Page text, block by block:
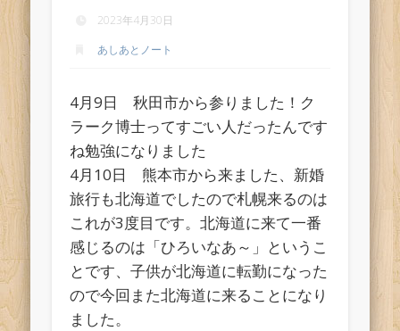
2023年4月30日
あしあとノート
4月9日 秋田市から参りました！ク
ラーク博士ってすごい人だったんです
ね勉強になりました
4月10日 熊本市から来ました、新婚
旅行も北海道でしたので札幌来るのは
これが3度目です。北海道に来て一番
感じるのは「ひろいなあ～」というこ
とです、子供が北海道に転勤になった
ので今回また北海道に来ることになり
ました。